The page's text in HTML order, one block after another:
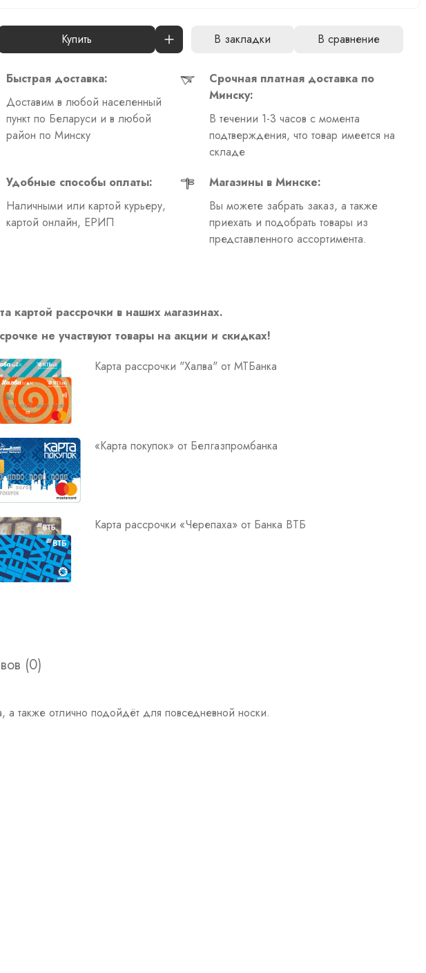
Купить В закладки В сравнение
Быстрая доставка:
Доставим в любой населенный
пункт по Беларуси и в любой
район по Минску
Срочная платная доставка по
Минску:
В течении 1-3 часов с момента
подтверждения, что товар имеется на
складе
Удобные способы оплаты:
Наличными или картой курьеру,
картой онлайн, ЕРИП
Магазины в Минске:
Вы можете забрать заказ, а также
приехать и подобрать товары из
представленного ассортимента.
картой рассрочки в наших магазинах.
не участвуют товары на акции и скидках!
Карта рассрочки "Халва" от МТБанка
«Карта покупок» от Белгазпромбанка
Карта рассрочки «Черепаха» от Банка ВТБ
(0)
также отлично подойдёт для повседневной носки.